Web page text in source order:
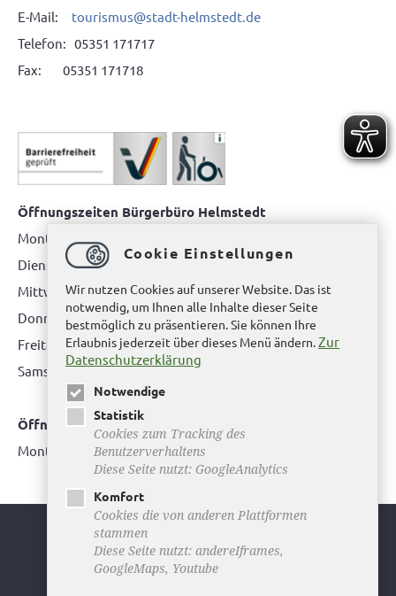
E-Mail: tourismus@stadt-helmstedt.de
Telefon: 05351 171717
Fax: 05351 171718
Öffnungszeiten Bürgerbüro Helmstedt
Montag: 08.00 bis 12.00 Uhr
Dienstag: 08.00 bis 12.00 Uhr & 15.00 Uhr bis 17.00 Uhr
Mittwoch: nur nach Terminvereinbarung
Donnerstag: 08.00 bis 12.00 Uhr & 14.00 Uhr bis 16.00 Uhr
Freitag: nur nach Terminvereinbarung
Samstag:bitte hier klicken
Öffnungszeiten Bürgerbüro Büddenstedt
Montag: 14:00 bis 16:00 Uhr
Youtube
Facebook
Cookie Einstellungen
Wir nutzen Cookies auf unserer Website. Das ist
notwendig, um Ihnen alle Inhalte dieser Seite
bestmöglich zu präsentieren. Sie können Ihre
Erlaubnis jederzeit über dieses Menü ändern.Zur
Datenschutzerklärung
Notwendige
Statistik
Cookies zum Tracking des
Benutzerverhaltens
Diese Seite nutzt: GoogleAnalytics
Komfort
Cookies die von anderen Plattformen
stammen
Diese Seite nutzt: andereIframes,
GoogleMaps, Youtube